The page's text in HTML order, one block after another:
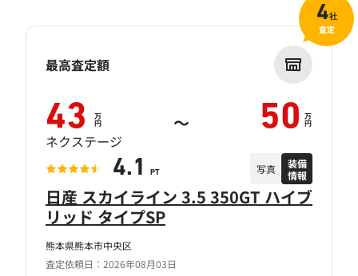
熊本県熊本市中央区
査定依頼日：2026年08月03日
日産 スカイライン 3.5 350GT ハイブ
リッド タイプSP
最高査定額
43 万
円 ～ 50 万
円
ネクステージ
4.1 PT 写真
装備
情報
4社
査定